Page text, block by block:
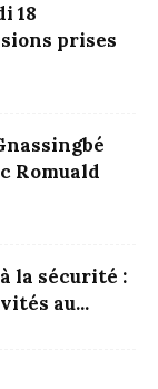
18
prises
Romuald
la sécurité :
au...